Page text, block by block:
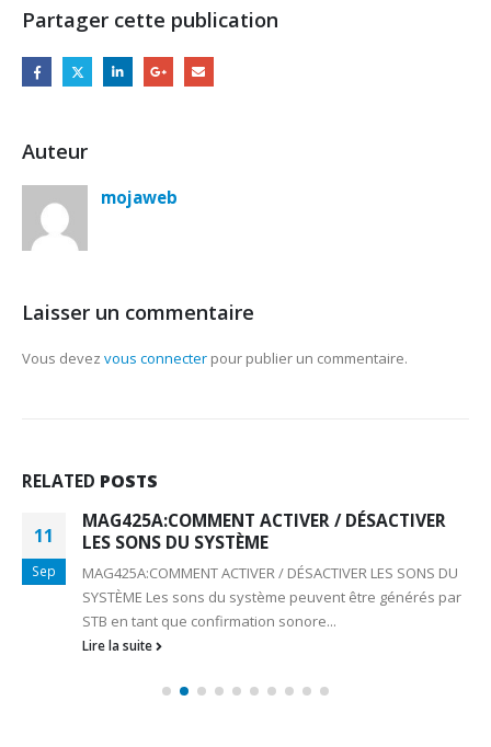
Partager cette publication
Auteur
mojaweb
Laisser un commentaire
Vous devez vous connecter pour publier un commentaire.
RELATED POSTS
11
Sep
MAG425A:COMMENT ACTIVER / DÉSACTIVER
LES SONS DU SYSTÈME
MAG425A:COMMENT ACTIVER / DÉSACTIVER LES SONS DU
SYSTÈME Les sons du système peuvent être générés par
STB en tant que confirmation sonore...
Lire la suite